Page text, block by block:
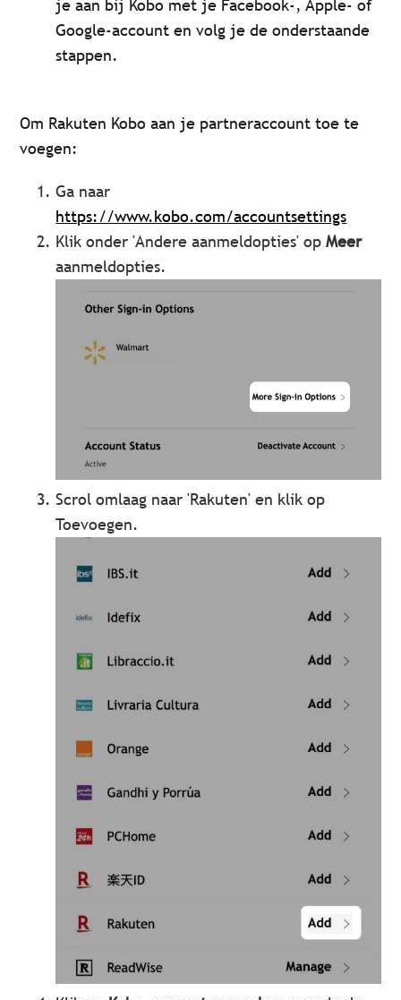
je aan bij Kobo met je Facebook-, Apple- of
Google-account en volg je de onderstaande
stappen.
Om Rakuten Kobo aan je partneraccount toe te
voegen:
Ga naar
https://www.kobo.com/accountsettings
Klik onder 'Andere aanmeldopties' opMeer
aanmeldopties.
Scrol omlaag naar 'Rakuten' en klik op
Toevoegen.